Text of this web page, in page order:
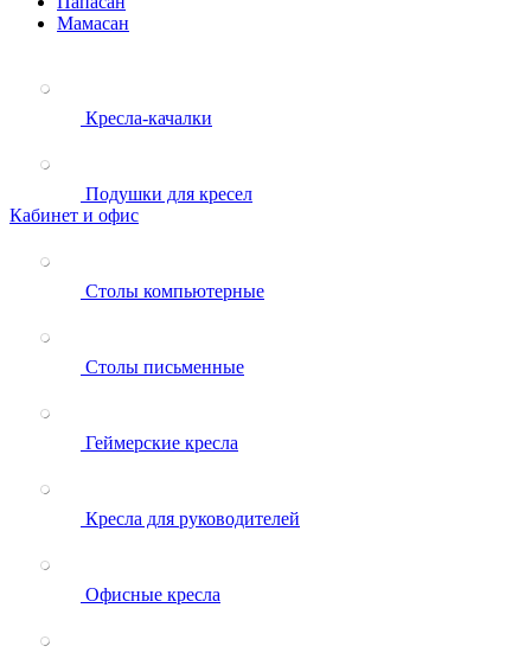
Мамасан
Кресла-качалки
Подушки для кресел
Кабинет и офис
Столы компьютерные
Столы письменные
Геймерские кресла
Кресла для руководителей
Офисные кресла